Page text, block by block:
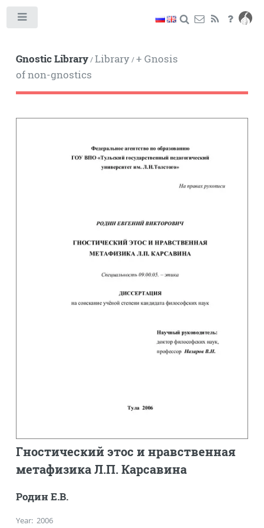
Gnostic Library/Library/+ Gnosis
of non-gnostics
Гностический этос и нравственная
метафизика Л.П. Карсавина
Родин Е.В.
Year: 2006